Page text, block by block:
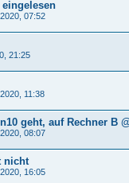
07:52
21:25
11:38
geht, auf Rechner B
08:07
nicht
16:05